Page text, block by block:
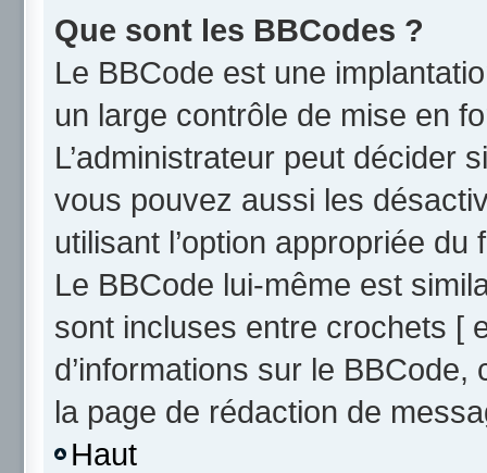
Que sont les BBCodes ?
Le BBCode est une
un large contrôle de mise en
L’administrateur peut décider
vous pouvez aussi les
utilisant l’option appropriée
Le BBCode lui-même est
sont incluses entre crochets [
d’informations sur le
la page de rédaction de
Haut